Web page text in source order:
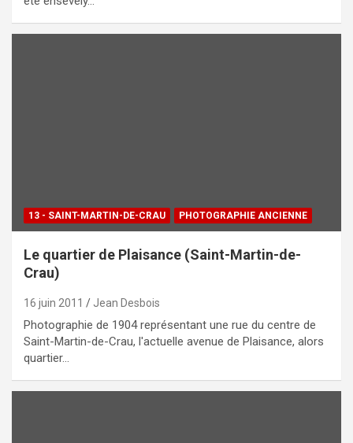
13 - SAINT-MARTIN-DE-CRAU PHOTOGRAPHIE ANCIENNE
Le quartier de Plaisance (Saint-Martin-de-
Crau)
16 juin 2011 Jean Desbois
Photographie de 1904 représentant une rue du centre de
Saint-Martin-de-Crau, l'actuelle avenue de Plaisance, alors
quartier…